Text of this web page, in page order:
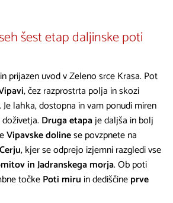
šest etap daljinske poti
prijazen uvod v Zeleno srce Krasa. Pot
, čez razprostrta polja in skozi
. Je lahka, dostopna in vam ponudi miren
Druga etapaje daljša in bolj
Vipavske dolinese povzpnete na
Cerju, kjer se odprejo izjemni razgledi vse
in Jadranskega morja. Ob poti
točkePoti miruin dediščineprve